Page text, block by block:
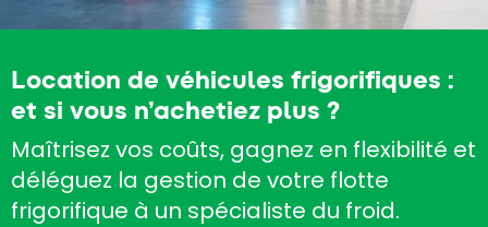
Location de véhicules frigorifiques :
et si vous n’achetiez plus ?
Maîtrisez vos coûts, gagnez en flexibilité et
déléguez la gestion de votre flotte
frigorifique à un spécialiste du froid.